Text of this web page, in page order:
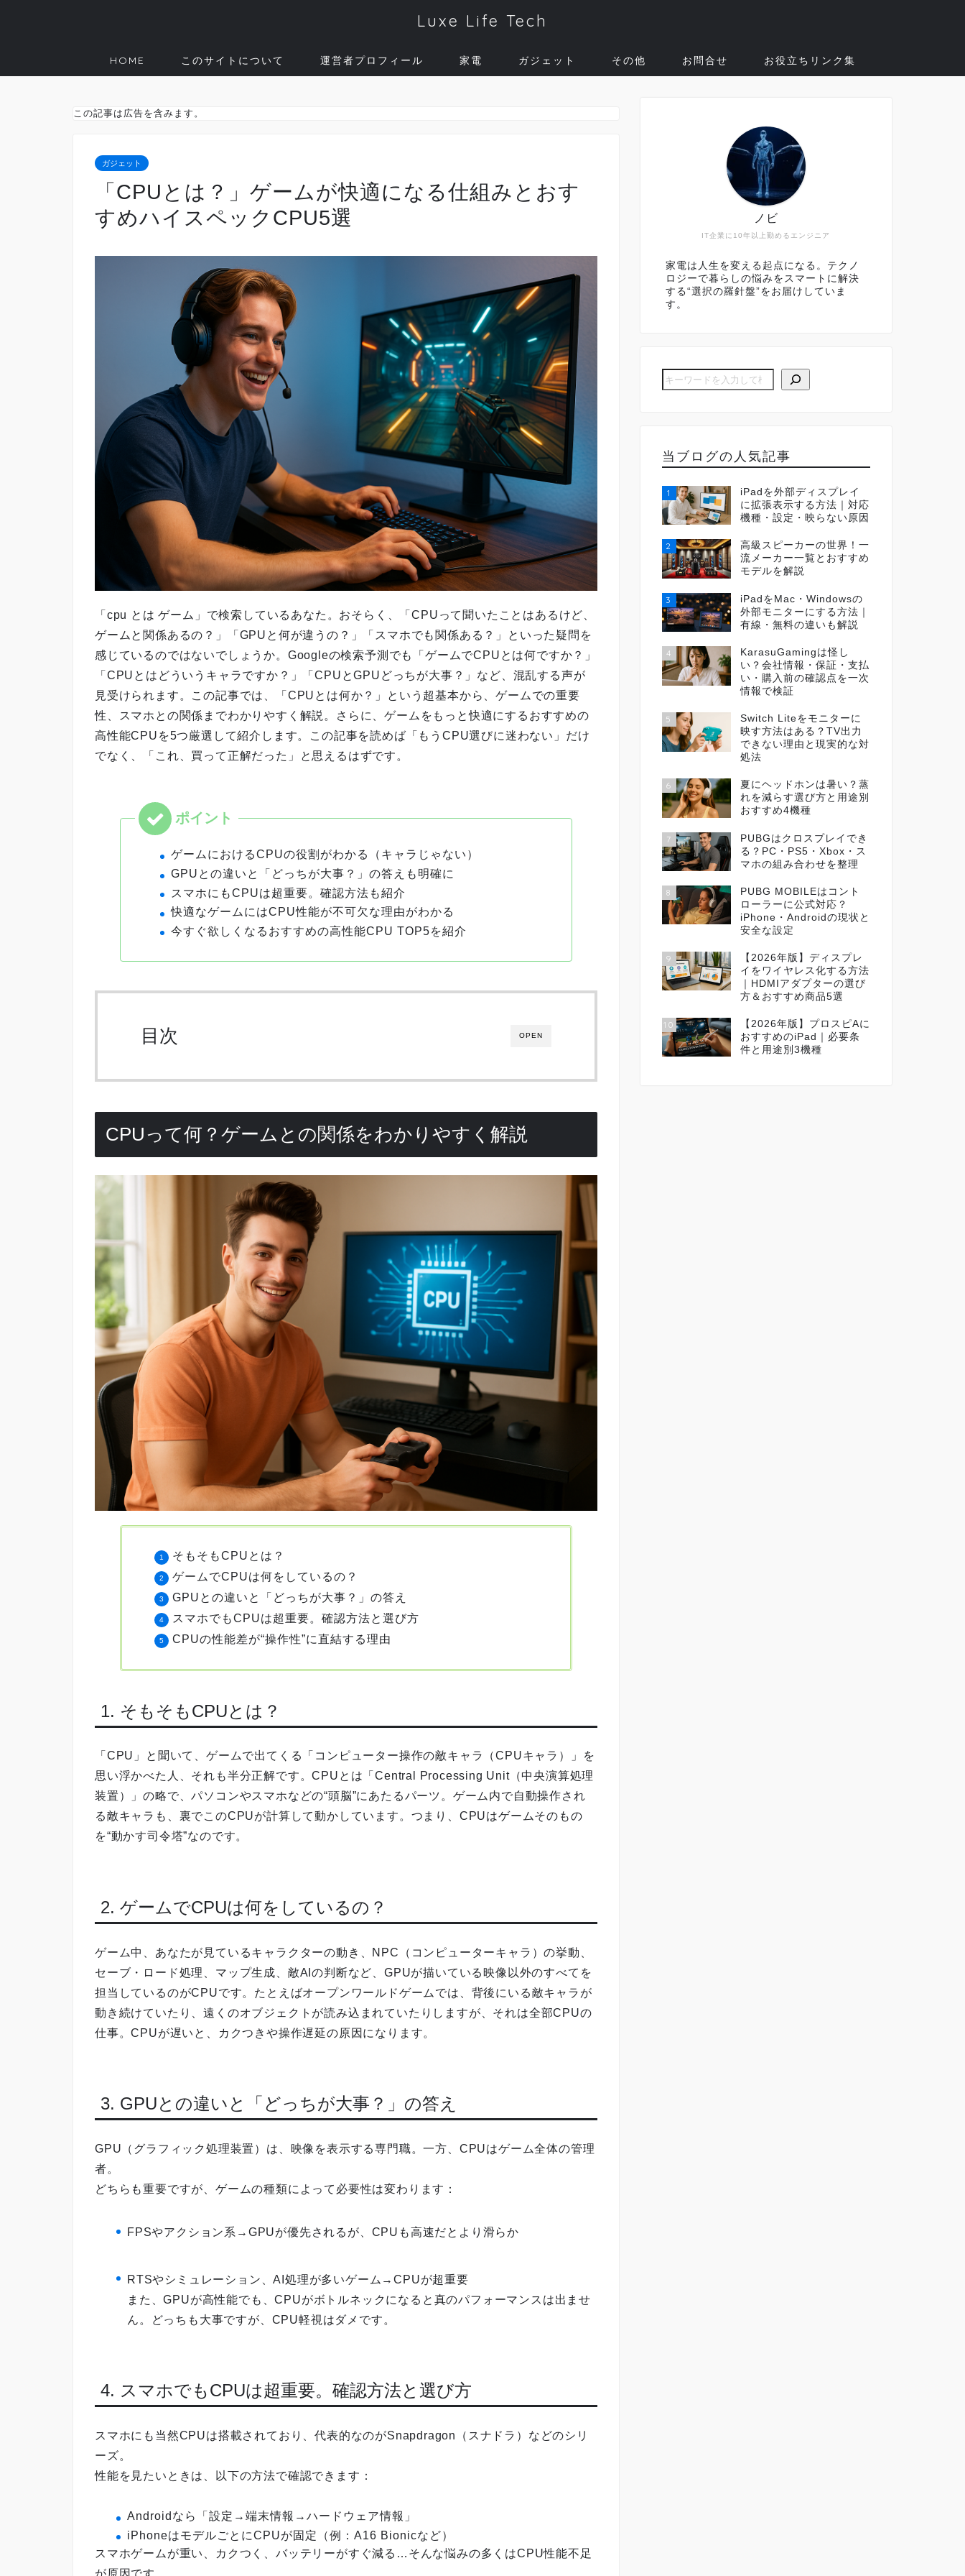
Luxe Life Tech
HOME このサイトについて 運営者プロフィール 家電 ガジェット その他 お問合せ お役立ちリンク集
この記事は広告を含みます。
ガジェット
「CPUとは？」ゲームが快適になる仕組みとおす
すめハイスペックCPU5選
「cpu とは ゲーム」で検索しているあなた。おそらく、「CPUって聞いたことはあるけど、
ゲームと関係あるの？」「GPUと何が違うの？」「スマホでも関係ある？」といった疑問を
感じているのではないでしょうか。Googleの検索予測でも「ゲームでCPUとは何ですか？」
「CPUとはどういうキャラですか？」「CPUとGPUどっちが大事？」など、混乱する声が
見受けられます。この記事では、「CPUとは何か？」という超基本から、ゲームでの重要
性、スマホとの関係までわかりやすく解説。さらに、ゲームをもっと快適にするおすすめの
高性能CPUを5つ厳選して紹介します。この記事を読めば「もうCPU選びに迷わない」だけ
でなく、「これ、買って正解だった」と思えるはずです。
ゲームにおけるCPUの役割がわかる（キャラじゃない）
GPUとの違いと「どっちが大事？」の答えも明確に
スマホにもCPUは超重要。確認方法も紹介
快適なゲームにはCPU性能が不可欠な理由がわかる
今すぐ欲しくなるおすすめの高性能CPU TOP5を紹介
OPEN
目次
CPUって何？ゲームとの関係をわかりやすく解説
そもそもCPUとは？
ゲームでCPUは何をしているの？
GPUとの違いと「どっちが大事？」の答え
スマホでもCPUは超重要。確認方法と選び方
CPUの性能差が“操作性”に直結する理由
1. そもそもCPUとは？
「CPU」と聞いて、ゲームで出てくる「コンピューター操作の敵キャラ（CPUキャラ）」を
思い浮かべた人、それも半分正解です。CPUとは「Central Processing Unit（中央演算処理
装置）」の略で、パソコンやスマホなどの“頭脳”にあたるパーツ。ゲーム内で自動操作され
る敵キャラも、裏でこのCPUが計算して動かしています。つまり、CPUはゲームそのもの
を“動かす司令塔”なのです。
2. ゲームでCPUは何をしているの？
ゲーム中、あなたが見ているキャラクターの動き、NPC（コンピューターキャラ）の挙動、
セーブ・ロード処理、マップ生成、敵AIの判断など、GPUが描いている映像以外のすべてを
担当しているのがCPUです。たとえばオープンワールドゲームでは、背後にいる敵キャラが
動き続けていたり、遠くのオブジェクトが読み込まれていたりしますが、それは全部CPUの
仕事。CPUが遅いと、カクつきや操作遅延の原因になります。
3. GPUとの違いと「どっちが大事？」の答え
GPU（グラフィック処理装置）は、映像を表示する専門職。一方、CPUはゲーム全体の管理
者。
どちらも重要ですが、ゲームの種類によって必要性は変わります：
FPSやアクション系→GPUが優先されるが、CPUも高速だとより滑らか
RTSやシミュレーション、AI処理が多いゲーム→CPUが超重要
また、GPUが高性能でも、CPUがボトルネックになると真のパフォーマンスは出ませ
ん。どっちも大事ですが、CPU軽視はダメです。
4. スマホでもCPUは超重要。確認方法と選び方
スマホにも当然CPUは搭載されており、代表的なのがSnapdragon（スナドラ）などのシリ
ーズ。
性能を見たいときは、以下の方法で確認できます：
Androidなら「設定→端末情報→ハードウェア情報」
iPhoneはモデルごとにCPUが固定（例：A16 Bionicなど）
スマホゲームが重い、カクつく、バッテリーがすぐ減る…そんな悩みの多くはCPU性能不足
が原因です。
IT企業に10年以上勤めるエンジニア
ノビ
家電は人生を変える起点になる。テクノ
ロジーで暮らしの悩みをスマートに解決
する“選択の羅針盤”をお届けしていま
す。
当ブログの人気記事
1
iPadを外部ディスプレイ
に拡張表示する方法｜対応
機種・設定・映らない原因
2
高級スピーカーの世界！一
流メーカー一覧とおすすめ
モデルを解説
3
iPadをMac・Windowsの
外部モニターにする方法｜
有線・無料の違いも解説
4
KarasuGamingは怪し
い？会社情報・保証・支払
い・購入前の確認点を一次
情報で検証
5
Switch Liteをモニターに
映す方法はある？TV出力
できない理由と現実的な対
処法
6
夏にヘッドホンは暑い？蒸
れを減らす選び方と用途別
おすすめ4機種
7
PUBGはクロスプレイでき
る？PC・PS5・Xbox・ス
マホの組み合わせを整理
8
PUBG MOBILEはコント
ローラーに公式対応？
iPhone・Androidの現状と
安全な設定
9
【2026年版】ディスプレ
イをワイヤレス化する方法
｜HDMIアダプターの選び
方＆おすすめ商品5選
10
【2026年版】プロスピAに
おすすめのiPad｜必要条
件と用途別3機種